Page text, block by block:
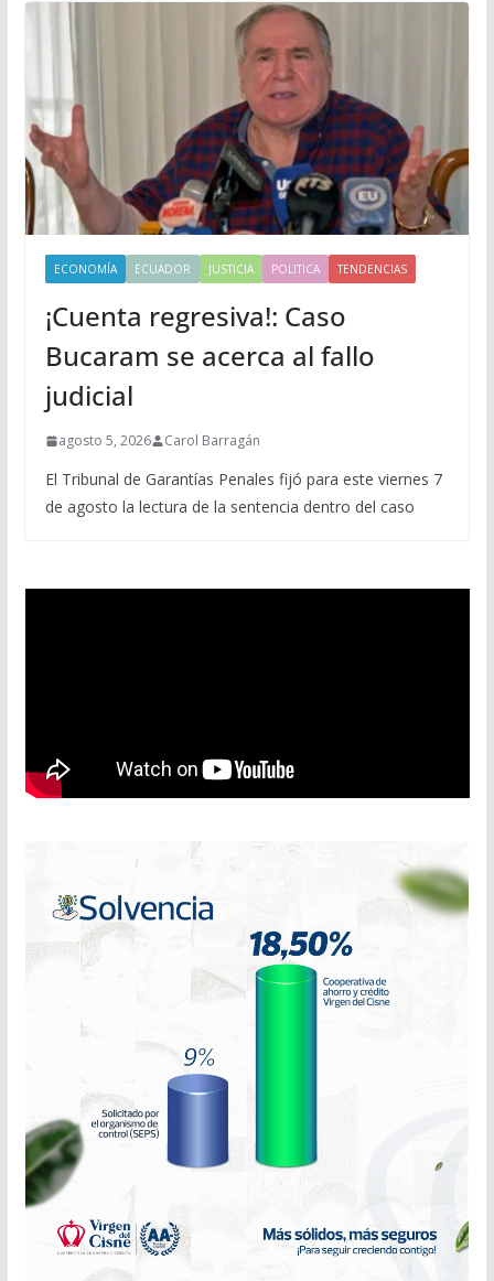
ECONOMÍA ECUADOR JUSTICIA POLITICA TENDENCIAS
¡Cuenta regresiva!: Caso
Bucaram se acerca al fallo
judicial
agosto 5, 2026 Carol Barragán
El Tribunal de Garantías Penales fijó para este viernes 7
de agosto la lectura de la sentencia dentro del caso